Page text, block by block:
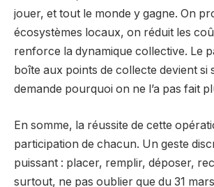
jouer, et tout le monde y gagne. On
écosystèmes locaux, on réduit les
renforce la dynamique collective. Le
boîte aux points de collecte devient si
demande pourquoi on ne l’a pas fait
En somme, la réussite de cette
participation de chacun. Un geste
puissant : placer, remplir, déposer,
surtout, ne pas oublier que du 31